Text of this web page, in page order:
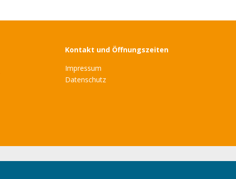
Kontakt und Öffnungszeiten
Impressum
Datenschutz